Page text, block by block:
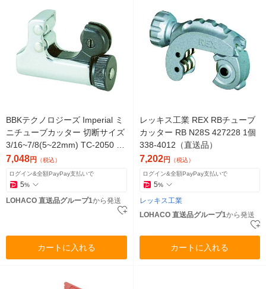
BBKテクノロジーズ Imperial ミ
ニチューブカッター 切断サイズ
3/16~7/8(5~22mm) TC-2050 1
個（直送品）
7,048円 （税込）
ログイン&全額PayPay支払いで
5%
LOHACO 直送品グループ1から発送
カートに入れる
レッキス工業 REX RBチューブ
カッター RB N28S 427228 1個
338-4012（直送品）
7,202円 （税込）
ログイン&全額PayPay支払いで
5%
レッキス工業
LOHACO 直送品グループ1から発送
カートに入れる